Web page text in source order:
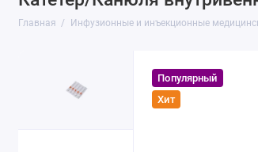
Главная Инфузионные и инъекционные
Популярный
Хит